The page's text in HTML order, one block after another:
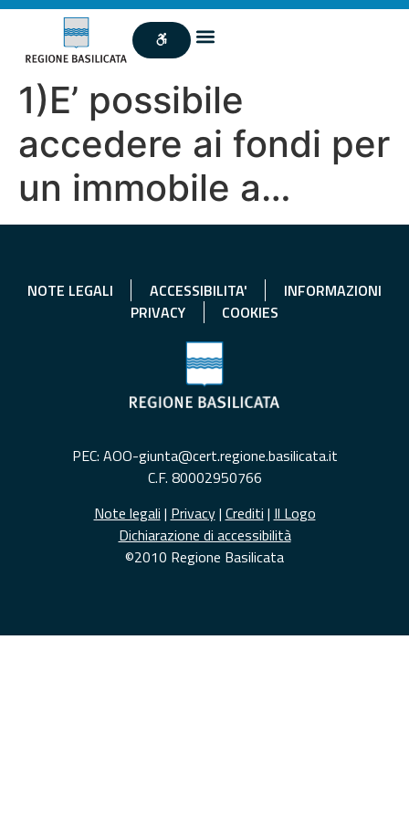
1)E’ possibile
accedere ai fondi per
un immobile a…
NOTE LEGALI ACCESSIBILITA'
INFORMAZIONI
PRIVACY
COOKIES
PEC: AOO-giunta@cert.regione.basilicata.it
C.F. 80002950766
Note legali | Privacy| Crediti | Il Logo
Dichiarazione di accessibilità
©2010 Regione Basilicata